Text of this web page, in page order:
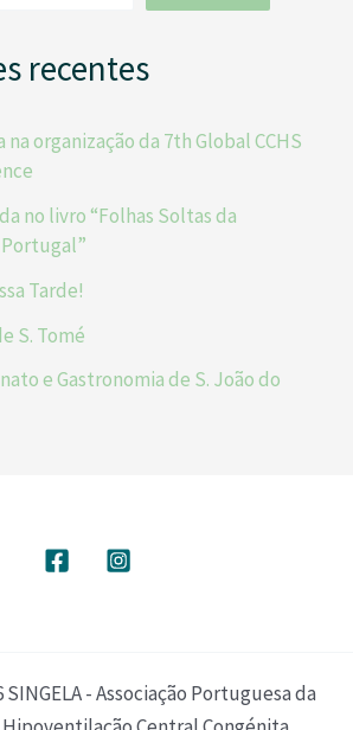
recentes
na organização da 7th Global CCHS
no livro “Folhas Soltas da
Tarde!
S. Tomé
e Gastronomia de S. João do
- Associação Portuguesa da